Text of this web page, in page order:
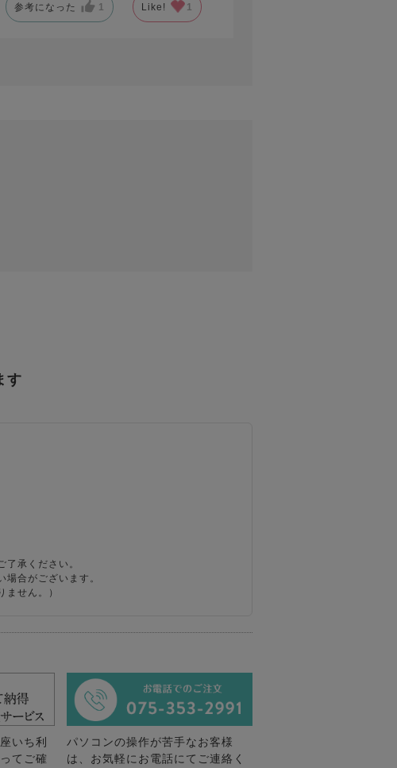
参考になった 1 Like! 1
す
承ください。
合がございます。
せん。）
いち利
てご確
パソコンの操作が苦手なお客様
は、お気軽にお電話にてご連絡く